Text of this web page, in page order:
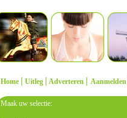
Home | Uitleg | Adverteren | Aanmelden
Maak uw selectie: